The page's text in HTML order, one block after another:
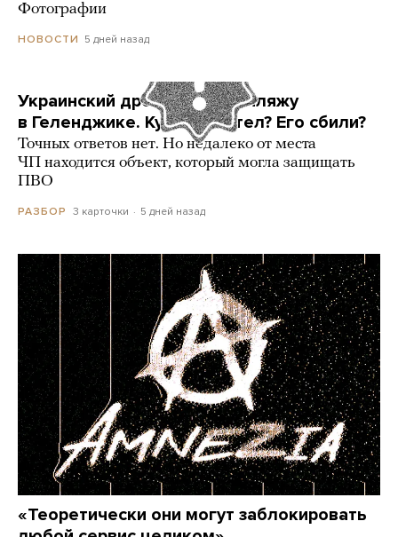
Фотографии
НОВОСТИ 5 дней назад
Украинский дрон попал по пляжу
в Геленджике. Куда он летел? Его сбили?
Точных ответов нет. Но недалеко от места
ЧП находится объект, который могла защищать
ПВО
РАЗБОР 3 карточки 5 дней назад
«Теоретически они могут заблокировать